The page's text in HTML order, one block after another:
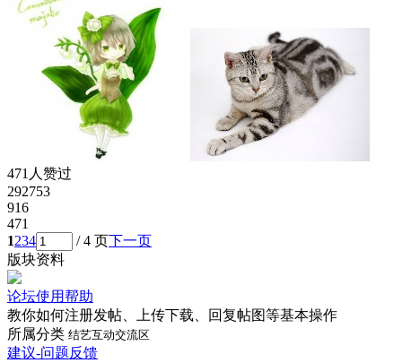
471人赞过
292753
916
471
1234 / 4 页下一页
版块资料
论坛使用帮助
教你如何注册发帖、上传下载、回复帖图等基本操作
所属分类 结艺互动交流区
建议-问题反馈